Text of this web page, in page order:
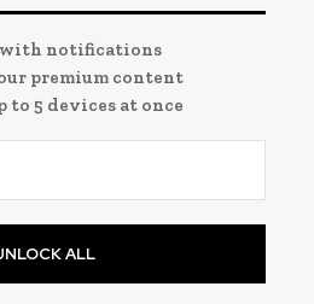
with notifications
premium content
to 5 devices at once
ALL